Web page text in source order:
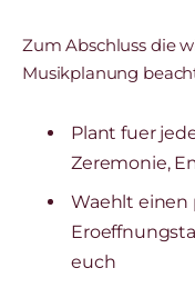
Zum Abschluss die
Musikplanung
Plant fuer
Zeremonie,
Waehlt einen
euch